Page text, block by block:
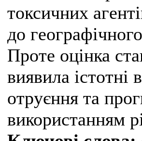
токсичних
до
Проте оцінка
виявила істотні
отруєння та
використанням